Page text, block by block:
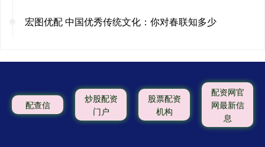
宏图优配 中国优秀传统文化：你对春联知多少
配查信
炒股配资
门户
股票配资
机构
配资网官
网最新信
息